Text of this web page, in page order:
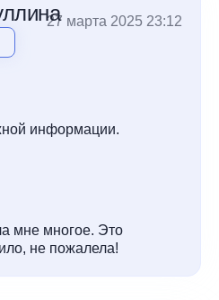
27 марта 2025 23:12
информации.
мне многое. Это
не пожалела!